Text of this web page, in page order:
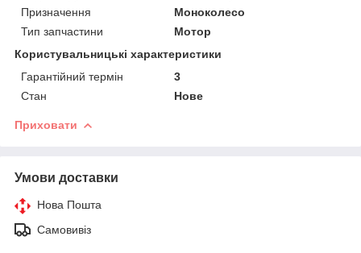
Призначення
Моноколесо
Тип запчастини
Мотор
Користувальницькі характеристики
Гарантійний термін
3
Стан
Нове
Приховати
Умови доставки
Нова Пошта
Самовивіз